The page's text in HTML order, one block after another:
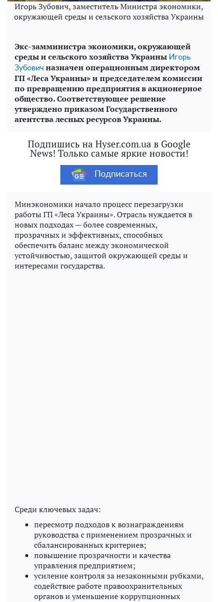
Игорь Зубович, заместитель Министра экономики,
окружающей среды и сельского хозяйства Украины
Экс-замминистра экономики, окружающей
среды и сельского хозяйства Украины Игорь
Зубович назначен операционным директором
ГП «Леса Украины» и председателем комиссии
по превращению предприятия в акционерное
общество. Соответствующее решение
утверждено приказом Государственного
агентства лесных ресурсов Украины.
Подпишись на Hyser.com.ua в Google
News! Только самые яркие новости!
Подписаться
Минэкономики начало процесс перезагрузки
работы ГП «Леса Украины». Отрасль нуждается в
новых подходах — более современных,
прозрачных и эффективных, способных
обеспечить баланс между экономической
устойчивостью, защитой окружающей среды и
интересами государства.
Среди ключевых задач:
пересмотр подходов к вознаграждениям
руководства с применением прозрачных и
сбалансированных критериев;
повышение прозрачности и качества
управления предприятием;
усиление контроля за незаконными рубками,
содействие работе правоохранительных
органов и уменьшение коррупционных